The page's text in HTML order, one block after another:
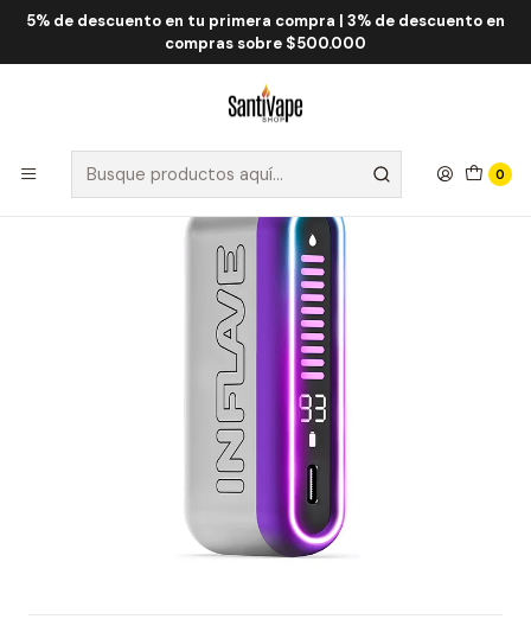
5% de descuento en tu primera compra | 3% de descuento en
compras sobre $500.000
0
Inicio Inflave Inflave Onyx 24.000 Puff
Inflave Onyx Sour Black Currant 24.000 Puff